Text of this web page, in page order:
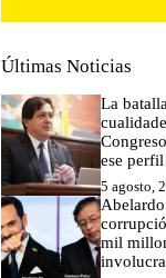
Últimas Noticias
La
ese perfil
5 agosto,
mil